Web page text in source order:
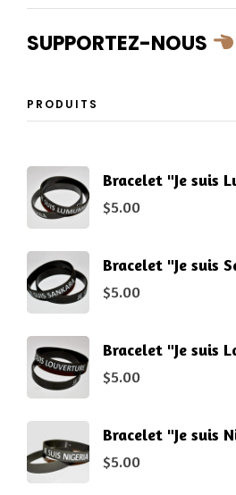
SUPPORTEZ-NOUS
PRODUITS
Bracelet "Je suis
$5.00
Bracelet "Je suis
$5.00
Bracelet "Je suis
$5.00
Bracelet "Je suis
$5.00